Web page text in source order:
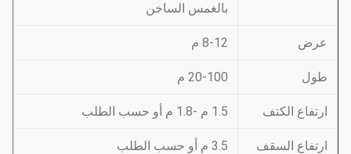
بالغمس الساخن
عرض 8-12 م
طول 20-100 م
ارتفاع الكتف 1.5 م -1.8 م أو حسب الطلب
ارتفاع السقف 3.5 م أو حسب الطلب